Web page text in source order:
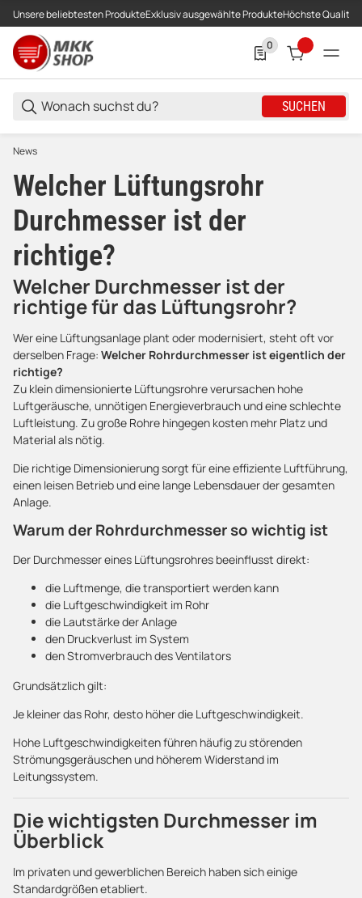
Unsere beliebtesten ProdukteExklusiv ausgewählte ProdukteHöchste Qualität
SUCHEN
0
0 Produkte in der
News
Welcher Lüftungsrohr
Durchmesser ist der
richtige?
Welcher Durchmesser ist der
richtige für das Lüftungsrohr?
Wer eine Lüftungsanlage plant oder modernisiert, steht oft vor
derselben Frage: Welcher Rohrdurchmesser ist eigentlich der
richtige?
Zu klein dimensionierte Lüftungsrohre verursachen hohe
Luftgeräusche, unnötigen Energieverbrauch und eine schlechte
Luftleistung. Zu große Rohre hingegen kosten mehr Platz und
Material als nötig.
Die richtige Dimensionierung sorgt für eine effiziente Luftführung,
einen leisen Betrieb und eine lange Lebensdauer der gesamten
Anlage.
Warum der Rohrdurchmesser so wichtig ist
Der Durchmesser eines Lüftungsrohres beeinflusst direkt:
die Luftmenge, die transportiert werden kann
die Luftgeschwindigkeit im Rohr
die Lautstärke der Anlage
den Druckverlust im System
den Stromverbrauch des Ventilators
Grundsätzlich gilt:
Je kleiner das Rohr, desto höher die Luftgeschwindigkeit.
Hohe Luftgeschwindigkeiten führen häufig zu störenden
Strömungsgeräuschen und höherem Widerstand im
Leitungssystem.
Die wichtigsten Durchmesser im
Überblick
Im privaten und gewerblichen Bereich haben sich einige
Standardgrößen etabliert.